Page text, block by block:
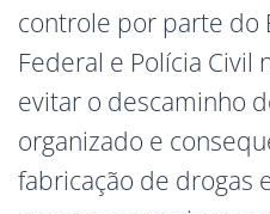
controle por parte do
Federal e Polícia Civil
evitar o descaminho
organizado e
fabricação de drogas